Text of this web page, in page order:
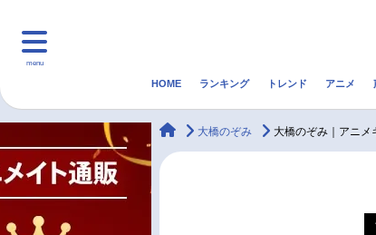
menu
マンガ・ラノベ
HOME ランキング トレンド アニメ
animateTimes
大橋のぞみ 大橋のぞみ｜アニメ